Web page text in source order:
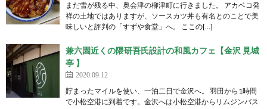
まだ雪が残る中、奥会津の柳津町に行きました。 アカベコ発
祥の土地ではありますが、ソースカツ丼も有名とのことで美
味しいと評判の「すずや食堂」へ。 ここの[…]
兼六園近くの隈研吾氏設計の和風カフェ【金沢 見城
亭 】
2020.09.12
貯まったマイルを使い、一泊二日で金沢へ。 羽田から1時間
で小松空港に到着です。金沢へは小松空港からリムジンバス